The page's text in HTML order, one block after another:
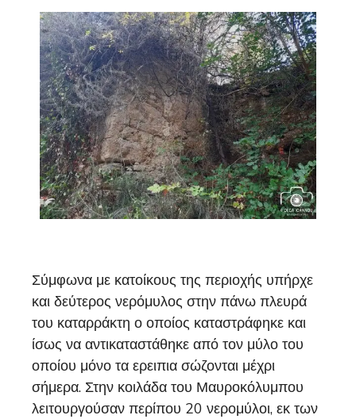
Σύμφωνα με κατοίκους της περιοχής υπήρχε
και δεύτερος νερόμυλος στην πάνω πλευρά
του καταρράκτη ο οποίος καταστράφηκε και
ίσως να αντικαταστάθηκε από τον μύλο του
οποίου μόνο τα ερειπια σώζονται μέχρι
σήμερα. Στην κοιλάδα του Μαυροκόλυμπου
λειτουργούσαν περίπου 20 νερομύλοι, εκ των